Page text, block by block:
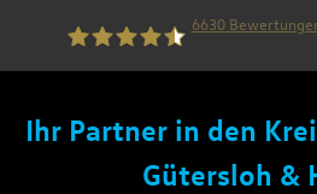
6630
Ihr Partner in den
Gütersloh &